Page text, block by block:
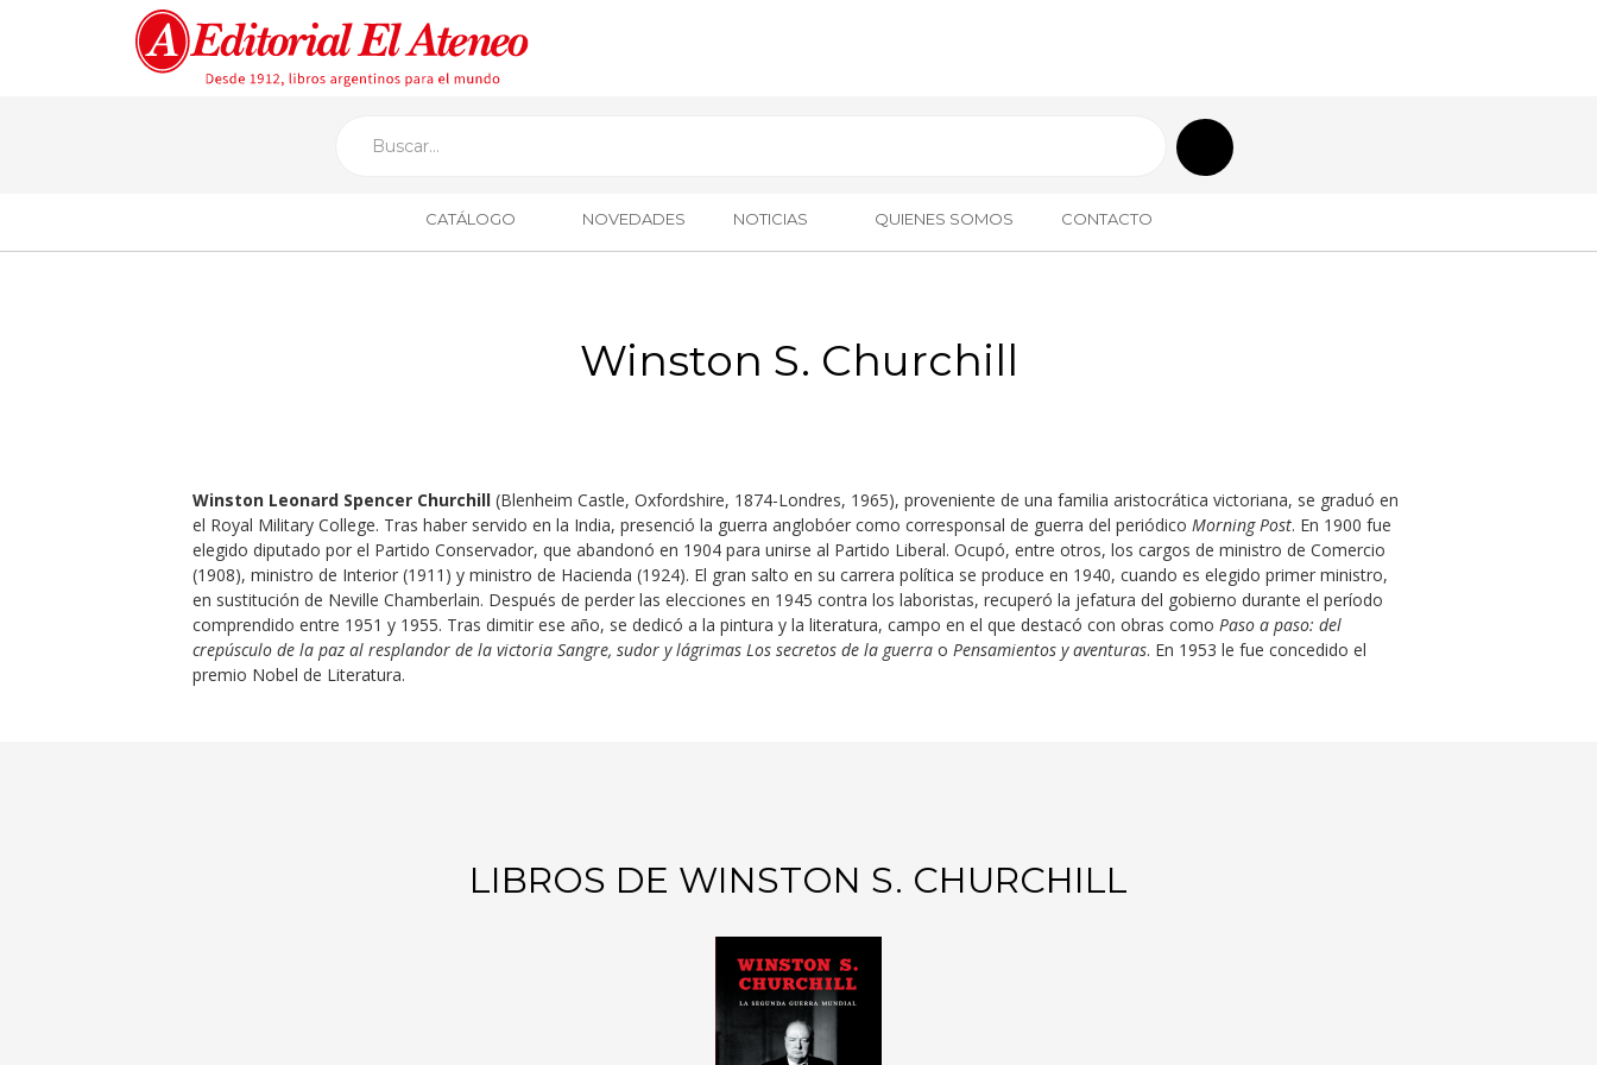
CATÁLOGO NOVEDADES NOTICIAS QUIENES SOMOS CONTACTO
Winston S. Churchill
Winston Leonard Spencer Churchill(Blenheim Castle, Oxfordshire, 1874-Londres, 1965), proveniente de una familia aristocrática victoriana, se graduó en
el Royal Military College. Tras haber servido en la India, presenció la guerra anglobóer como corresponsal de guerra del periódico Morning Post. En 1900 fue
elegido diputado por el Partido Conservador, que abandonó en 1904 para unirse al Partido Liberal. Ocupó, entre otros, los cargos de ministro de Comercio
(1908), ministro de Interior (1911) y ministro de Hacienda (1924). El gran salto en su carrera política se produce en 1940, cuando es elegido primer ministro,
en sustitución de Neville Chamberlain. Después de perder las elecciones en 1945 contra los laboristas, recuperó la jefatura del gobierno durante el período
comprendido entre 1951 y 1955. Tras dimitir ese año, se dedicó a la pintura y la literatura, campo en el que destacó con obras como Paso a paso: del
crepúsculo de la paz al resplandor de la victoria Sangre, sudor y lágrimas Los secretos de la guerrao Pensamientos y aventuras. En 1953 le fue concedido el
premio Nobel de Literatura.
LIBROS DE WINSTON S. CHURCHILL